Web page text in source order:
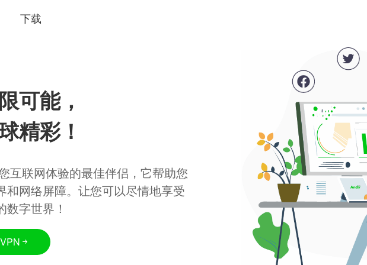
下载
可能，
精彩！
互联网体验的最佳伴侣，它帮助您
和网络屏障。让您可以尽情地享受
字世界！